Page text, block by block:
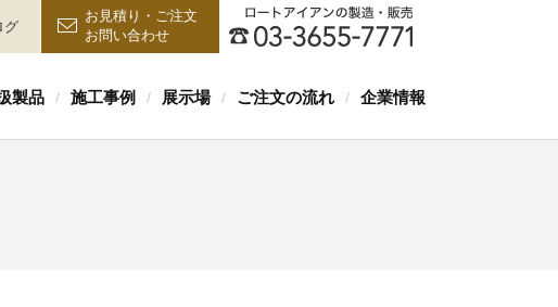
グ
お見積り・ご注文
お問い合わせ
製品 / 施工事例 / 展示場 / ご注文の流れ / 企業情報